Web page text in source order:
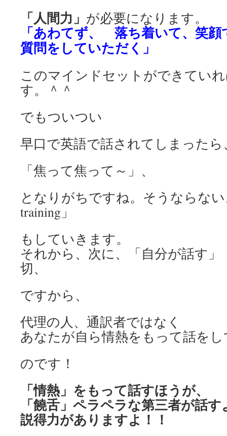
「人間力」 が必要になります。
「あわてず、 落ち着いて、 笑顔
質問をしていただく」
このマインドセットができてい
す。＾＾
でもついつい
早口で英語で話されてしまったら
「焦って焦って～」、
となりがちですね。そうならな
training」
もしていきます。
それから、次に、「自分が話す
切、
ですから、
代理の人、通訳者ではなく
あなたが自ら情熱をもって話を
のです！
「情熱」をもって話すほうが、
「饒舌」ペラペラな第三者が話す
説得力がありますよ！！